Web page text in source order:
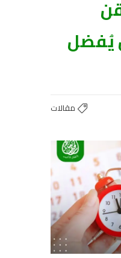
يُفضل
مقالات